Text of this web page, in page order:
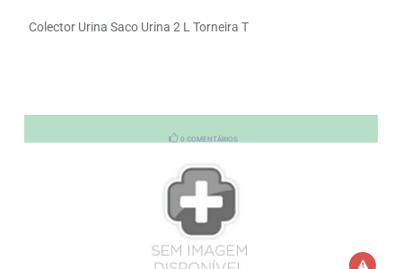
Colector Urina Saco Urina 2 L Torneira T
0 COMENTÁRIOS